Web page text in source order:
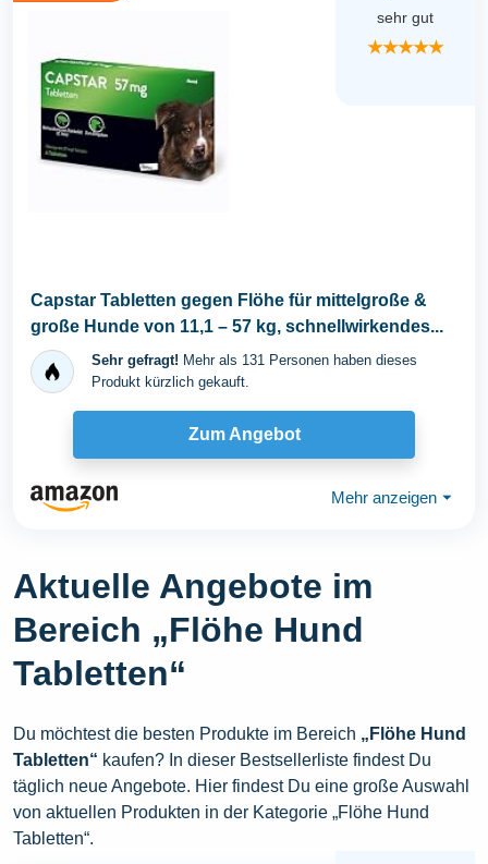
sehr gut
★★★★★
Capstar Tabletten gegen Flöhe für mittelgroße &
große Hunde von 11,1 – 57 kg, schnellwirkendes...
Sehr gefragt! Mehr als 131 Personen haben dieses
Produkt kürzlich gekauft.
Zum Angebot
Mehr anzeigen ⏷
Aktuelle Angebote im
Bereich „Flöhe Hund
Tabletten“
Du möchtest die besten Produkte im Bereich „Flöhe Hund
Tabletten“ kaufen? In dieser Bestsellerliste findest Du
täglich neue Angebote. Hier findest Du eine große Auswahl
von aktuellen Produkten in der Kategorie „Flöhe Hund
Tabletten“.